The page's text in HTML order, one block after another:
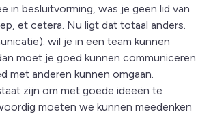
in besluitvorming, was je geen lid van
et cetera. Nu ligt dat totaal anders.
wil je in een team kunnen
moet je goed kunnen communiceren
met anderen kunnen omgaan.
zijn om met goede ideeën te
moeten we kunnen meedenken